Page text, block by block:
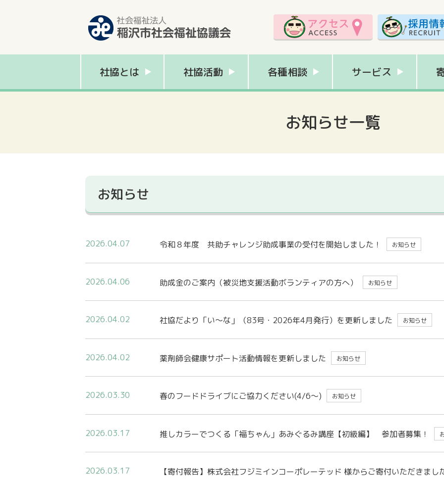
社協とは 社協活動 各種相談 サービス
お知らせ一覧
お知らせ
2026.04.07 令和８年度 共助チャレンジ助成事業の受付を開始しました！ お知らせ
2026.04.06 助成金のご案内（被災地支援活動ボランティアの方へ） お知らせ
2026.04.02 社協だより「い～な」（83号・2026年4月発行）を更新しました お知らせ
2026.04.02 薬剤師会健康サポート活動情報を更新しました お知らせ
2026.03.30 春のフードドライブにご協力ください(4/6～) お知らせ
2026.03.17 推しカラーでつくる「福ちゃん」あみぐるみ講座【初級編】 参加者募集！
2026.03.17 【寄付報告】株式会社フジミインコーポレーテッド 様からご寄付いただきまし